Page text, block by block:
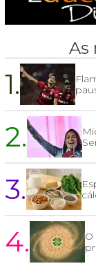
As
1.
2.
3.
4.
O